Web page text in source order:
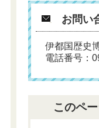
お問い
伊都国歴史
電話番号：
このペ